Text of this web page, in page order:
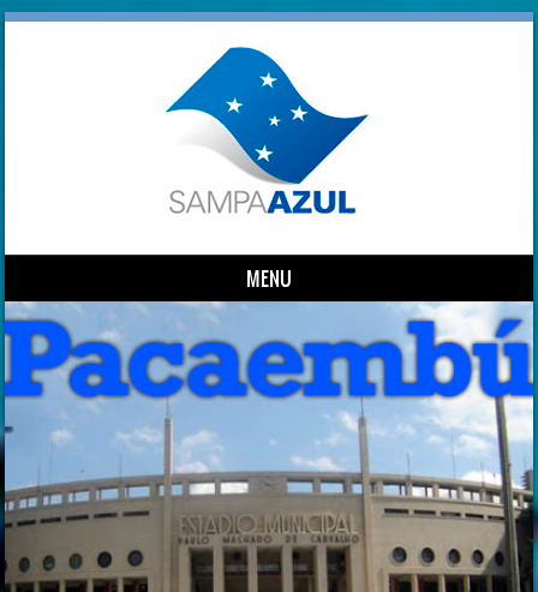
MENU
Skip to content